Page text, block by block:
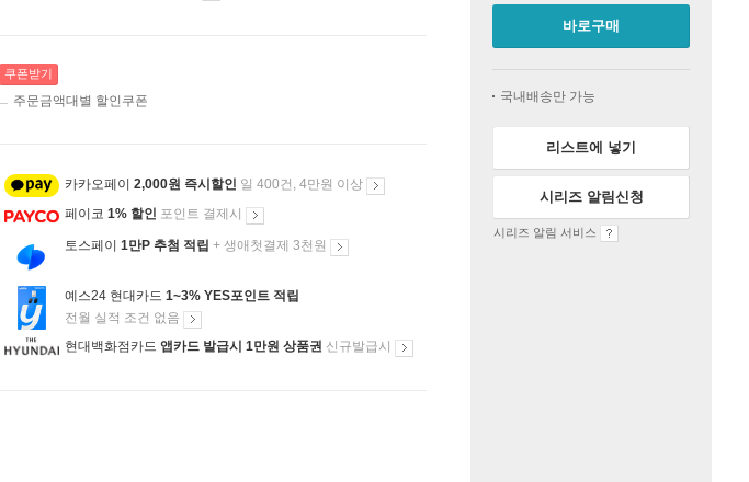
쿠폰받기
주문금액대별 할인쿠폰
카카오페이 2,000원 즉시할인 일 400건, 4만원 이상
페이코 1% 할인 포인트 결제시
토스페이 1만P 추첨 적립 + 생애첫결제 3천원
예스24 현대카드 1~3% YES포인트 적립
전월 실적 조건 없음
현대백화점카드 앱카드 발급시 1만원 상품권 신규발급시
바로구매
국내배송만 가능
리스트에 넣기
시리즈 알림신청
시리즈 알림 서비스